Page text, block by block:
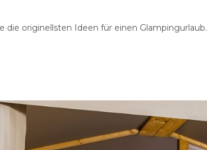
die originellsten Ideen für einen Glampingurlaub.